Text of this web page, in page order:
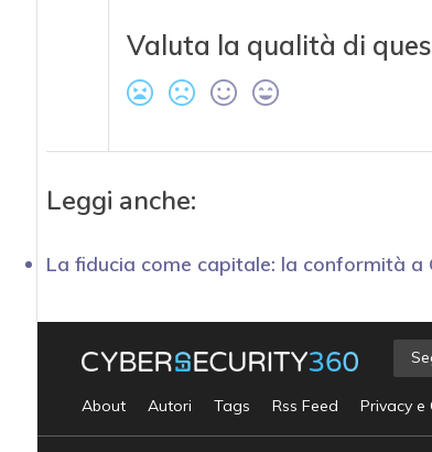
Valuta la qualità di
Leggi anche:
La fiducia come capitale: la conformità a
About Autori Tags Rss Feed Privacy e